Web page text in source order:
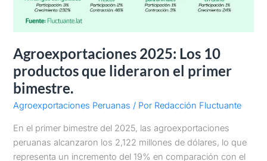
Agroexportaciones 2025: Los 10
productos que lideraron el primer
bimestre.
Agroexportaciones Peruanas / Por Redacción Fluctuante
En el primer bimestre del 2025, las agroexportaciones
peruanas alcanzaron los 2,122 millones de dólares, lo que
representa un incremento del 19% en comparación con el